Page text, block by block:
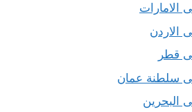
الامارات
الاردن
قطر
سلطنة عمان
البحرين